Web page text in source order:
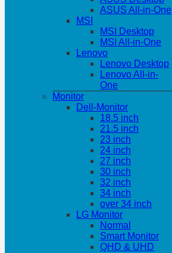
ASUS All-in-One
MSI
MSI Desktop
MSI All-in-One
Lenovo
Lenovo Desktop
Lenovo All-in-
One
Monitor
Dell-Monitor
18.5 inch
21.5 inch
23 inch
24 inch
27 inch
30 inch
32 inch
34 inch
over 34 inch
LG Monitor
Normal
Smart Monitor
QHD & UHD